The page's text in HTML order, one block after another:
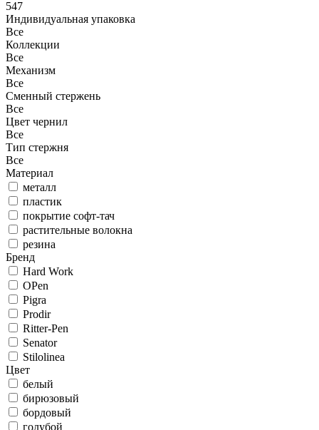
547
Индивидуальная упаковка
Все
Коллекции
Все
Механизм
Все
Сменный стержень
Все
Цвет чернил
Все
Тип стержня
Все
Материал
металл
пластик
покрытие софт-тач
растительные волокна
резина
Бренд
Hard Work
OPen
Pigra
Prodir
Ritter-Pen
Senator
Stilolinea
Цвет
белый
бирюзовый
бордовый
голубой